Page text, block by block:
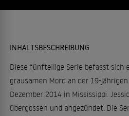
INHALTSBESCHREIBUNG
Diese fünfteilige Serie befasst sich
grausamen Mord an der 19-
Dezember 2014 in Mississippi.
übergossen und angezündet. Die